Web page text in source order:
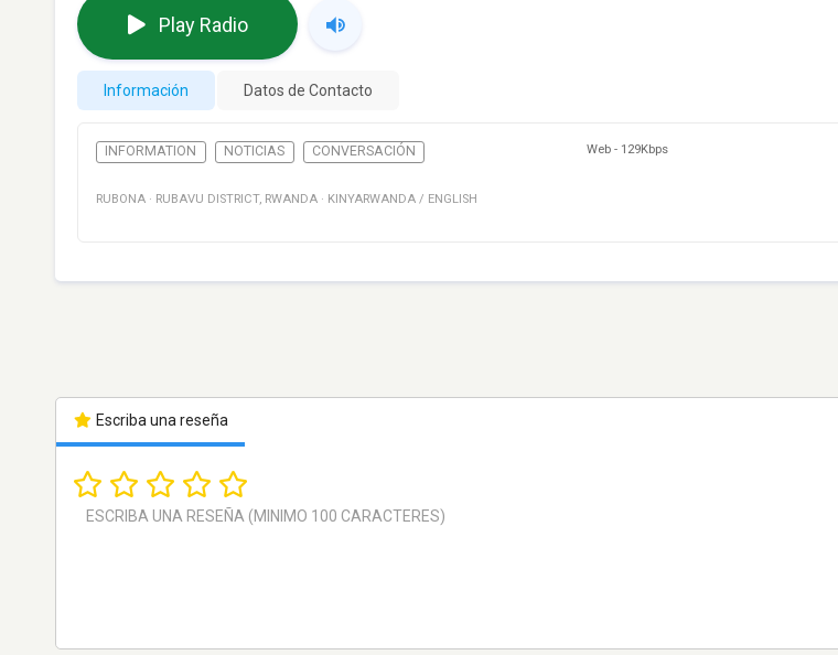
Play Radio
Información Datos de Contacto
INFORMATION NOTICIAS CONVERSACIÓN Web - 129Kbps
RUBONA · RUBAVU DISTRICT, RWANDA · KINYARWANDA / ENGLISH
Escriba una reseña